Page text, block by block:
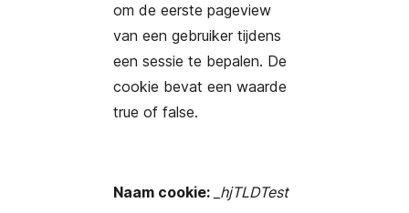
om de eerste pageview
van een gebruiker tijdens
een sessie te bepalen. De
cookie bevat een waarde
true of false.
Naam cookie: _hjTLDTest